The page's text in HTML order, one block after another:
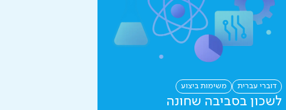
דוברי עברית משימות ביצוע
לשכון בסביבה שחונה